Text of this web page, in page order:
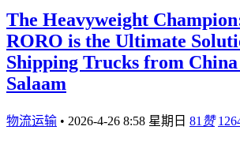
The Heavyweight
RORO is the Ultimate
Shipping Trucks from
Salaam
物流运输 • 2026-4-26 8:58 星期日 81 赞